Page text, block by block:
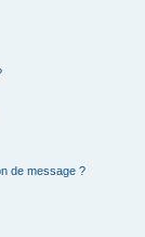
de message ?